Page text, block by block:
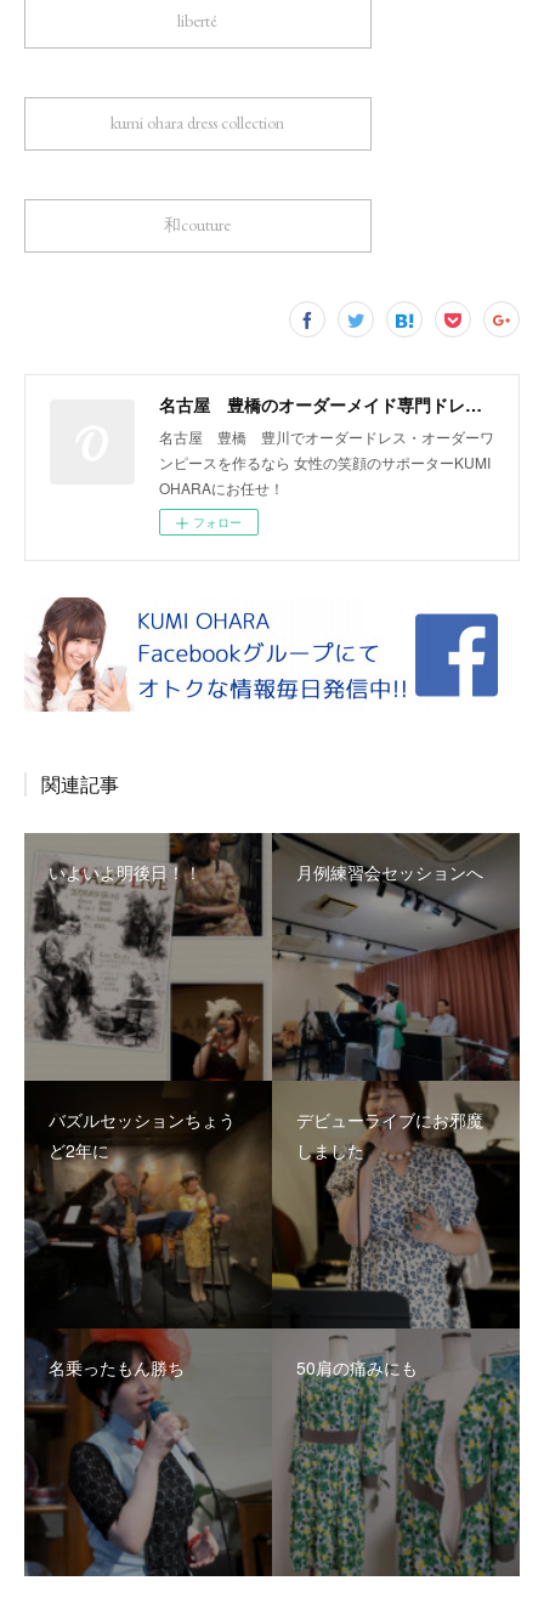
liberté
kumi ohara dress collection
和couture
名古屋 豊橋のオーダーメイド専門ドレスデザイナー KUMI OHARA
名古屋 豊橋 豊川でオーダードレス・オーダーワ
ンピースを作るなら 女性の笑顔のサポーターKUMI
OHARAにお任せ！
フォロー
関連記事
いよいよ明後日！！ 月例練習会セッションへ
バズルセッションちょう
ど2年に
デビューライブにお邪魔
しました
名乗ったもん勝ち 50肩の痛みにも